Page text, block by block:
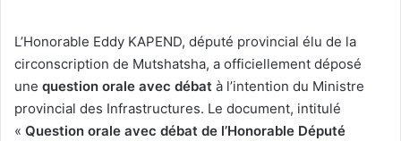
L’Honorable Eddy KAPEND, député provincial élu de la
circonscription de Mutshatsha, a officiellement déposé
une question orale avec débat à l’intention du Ministre
provincial des Infrastructures. Le document, intitulé
« Question orale avec débat de l’Honorable Député